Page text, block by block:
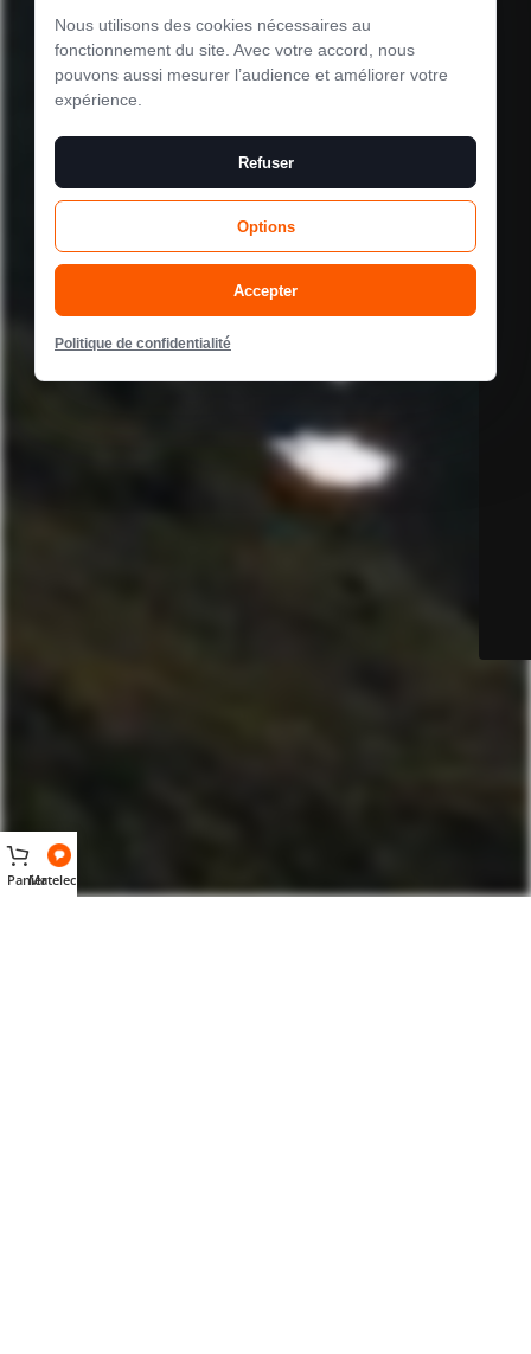
PanierMatelec AI
Nous utilisons des cookies nécessaires au
fonctionnement du site. Avec votre accord, nous
pouvons aussi mesurer l’audience et améliorer votre
expérience.
Refuser
Options
Accepter
Politique de confidentialité
Le mode
maintenance est
activé
Site will be available soon. Thank you for your patience!